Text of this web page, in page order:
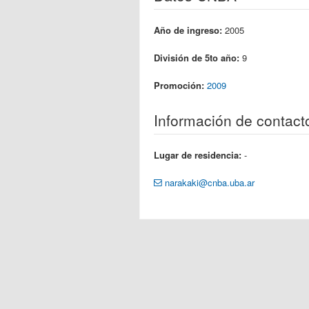
Año de ingreso: 2005
División de 5to año: 9
Promoción: 2009
Información de
Lugar de residencia: -
narakaki@cnba.uba.ar